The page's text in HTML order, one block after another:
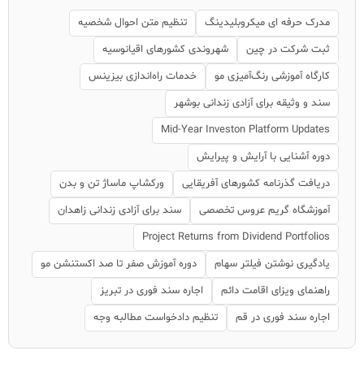
مدرک حرفه ای میکروبلیدینگ
تنظیم متن احوال شخصیه
ثبت شرکت در چین
شهروندی کشورهای اقیانوسیه
کارگاه آموزشی رنگ‌آمیزی مو
خدمات راه‌اندازی بیزینس
سند و وثیقه برای آزادی زندانی بوشهر
Mid-Year Investon Platform Updates
دوره آشنایی با آرایش و پیرایش
دریافت گذرنامه کشورهای آفریقایی
ورکشاپ ماساژ تن و بدن
آموزشگاه گریم عروس تخصصی
سند برای آزادی زندانی زاهدان
Project Returns from Dividend Portfolios
یادگیری نوشتن فیلتر سهام
دوره آموزش صفر تا صد اکستنشن مو
راهنمای ویزای اقامت دائم
اجاره سند فوری در تبریز
اجاره سند فوری در قم
تنظیم دادخواست مطالبه وجه